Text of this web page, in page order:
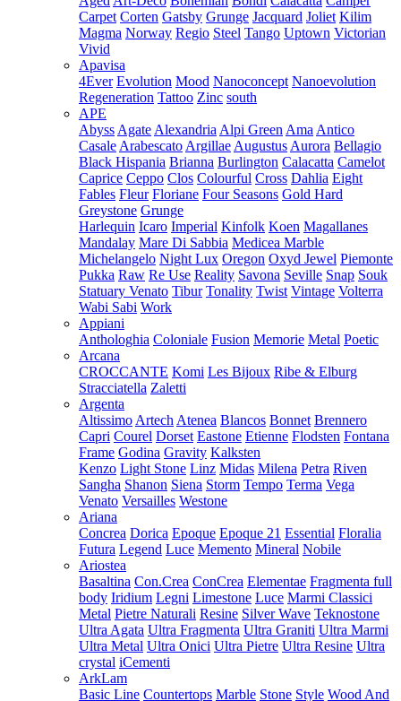
Carpet Corten Gatsby Grunge Jacquard Joliet Kilim
Magma Norway Regio Steel Tango Uptown Victorian
Vivid
Apavisa
4Ever Evolution Mood Nanoconcept Nanoevolution
Regeneration Tattoo Zinc south
APE
Abyss Agate Alexandria Alpi Green Ama Antico
Casale Arabescato Argillae Augustus Aurora Bellagio
Black Hispania Brianna Burlington Calacatta Camelot
Caprice Ceppo Clos Colourful Cross Dahlia Eight
Fables Fleur Floriane Four Seasons Gold Hard
Greystone Grunge
Harlequin Icaro Imperial Kinfolk Koen Magallanes
Mandalay Mare Di Sabbia Medicea Marble
Michelangelo Night Lux Oregon Oxyd Jewel Piemonte
Pukka Raw Re Use Reality Savona Seville Snap Souk
Statuary Venato Tibur Tonality Twist Vintage Volterra
Wabi Sabi Work
Appiani
Anthologhia Coloniale Fusion Memorie Metal Poetic
Arcana
CROCCANTE Komi Les Bijoux Ribe & Elburg
Stracciatella Zaletti
Argenta
Altissimo Artech Atenea Blancos Bonnet Brennero
Capri Courel Dorset Eastone Etienne Flodsten Fontana
Frame Godina Gravity Kalksten
Kenzo Light Stone Linz Midas Milena Petra Riven
Sangha Shanon Siena Storm Tempo Terma Vega
Venato Versailles Westone
Ariana
Concrea Dorica Epoque Epoque 21 Essential Floralia
Futura Legend Luce Memento Mineral Nobile
Ariostea
Basaltina Con.Crea ConCrea Elementae Fragmenta full
body Iridium Legni Limestone Luce Marmi Classici
Metal Pietre Naturali Resine Silver Wave Teknostone
Ultra Agata Ultra Fragmenta Ultra Graniti Ultra Marmi
Ultra Metal Ultra Onici Ultra Pietre Ultra Resine Ultra
crystal iCementi
ArkLam
Basic Line Countertops Marble Stone Style Wood And